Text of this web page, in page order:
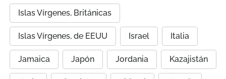
Islas Vírgenes, Británicas
Islas Vírgenes, de EEUU Israel Italia
Jamaica Japón Jordania Kazajistán